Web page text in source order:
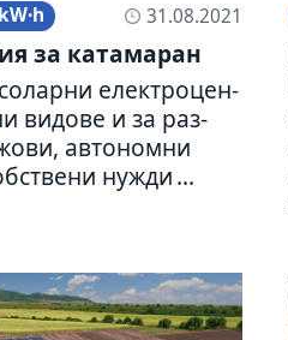
31.08.2021
за ката­ма­ран
елект­ро­цен­
видове и за раз­
авто­номни
нужди ...